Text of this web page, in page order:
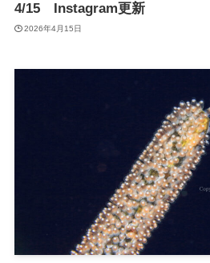
4/15 Instagram更新
2026年4月15日